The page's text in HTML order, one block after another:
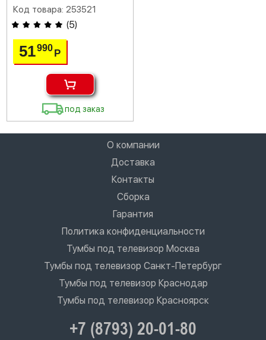
Код товара: 253521
(5)
51990Р
под заказ
О компании
Доставка
Контакты
Сборка
Гарантия
Политика конфиденциальности
Тумбы под телевизор Москва
Тумбы под телевизор Санкт-Петербург
Тумбы под телевизор Краснодар
Тумбы под телевизор Красноярск
+7 (8793) 20-01-80